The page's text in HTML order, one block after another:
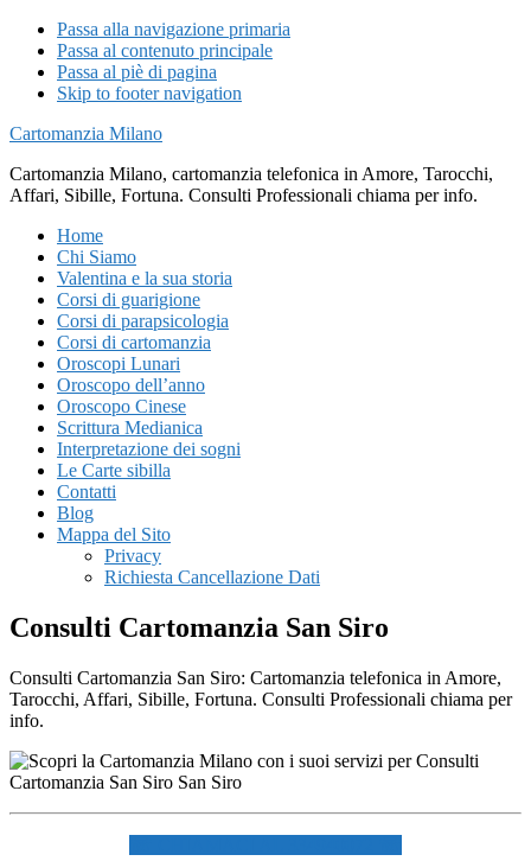
Passa alla navigazione primaria
Passa al contenuto principale
Passa al piè di pagina
Skip to footer navigation
Cartomanzia Milano
Cartomanzia Milano, cartomanzia telefonica in Amore, Tarocchi,
Affari, Sibille, Fortuna. Consulti Professionali chiama per info.
Home
Chi Siamo
Valentina e la sua storia
Corsi di guarigione
Corsi di parapsicologia
Corsi di cartomanzia
Oroscopi Lunari
Oroscopo dell’anno
Oroscopo Cinese
Scrittura Medianica
Interpretazione dei sogni
Le Carte sibilla
Contatti
Blog
Mappa del Sito
Privacy
Richiesta Cancellazione Dati
Consulti Cartomanzia San Siro
Consulti Cartomanzia San Siro: Cartomanzia telefonica in Amore,
Tarocchi, Affari, Sibille, Fortuna. Consulti Professionali chiama per
info.